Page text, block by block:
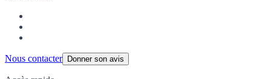
Nous contacter Donner son avis